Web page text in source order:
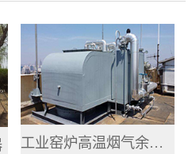
代码833778。公司...
工业窑炉高温烟气余热提取利用系统